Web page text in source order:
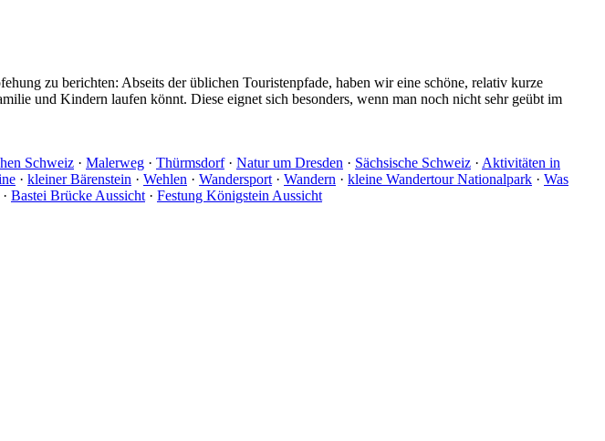
zu berichten: Abseits der üblichen Touristenpfade, haben wir eine schöne, relativ kurze
und Kindern laufen könnt. Diese eignet sich besonders, wenn man noch nicht sehr geübt im
Schweiz · Malerweg · Thürmsdorf· Natur um Dresden · Sächsische Schweiz · Aktivitäten in
· kleiner Bärenstein · Wehlen · Wandersport · Wandern · kleine Wandertour Nationalpark · Was
· Bastei Brücke Aussicht · Festung Königstein Aussicht